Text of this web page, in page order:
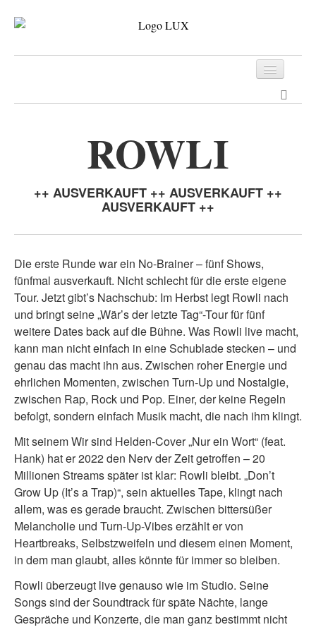
Kontakt
ROWLI
++ AUSVERKAUFT ++ AUSVERKAUFT ++
AUSVERKAUFT ++
Die erste Runde war ein No-Brainer – fünf Shows,
fünfmal ausverkauft. Nicht schlecht für die erste eigene
Tour. Jetzt gibt’s Nachschub: Im Herbst legt Rowli nach
und bringt seine „Wär’s der letzte Tag“-Tour für fünf
weitere Dates back auf die Bühne. Was Rowli live macht,
kann man nicht einfach in eine Schublade stecken – und
genau das macht ihn aus. Zwischen roher Energie und
ehrlichen Momenten, zwischen Turn-Up und Nostalgie,
zwischen Rap, Rock und Pop. Einer, der keine Regeln
befolgt, sondern einfach Musik macht, die nach ihm klingt.
Mit seinem Wir sind Helden-Cover „Nur ein Wort“ (feat.
Hank) hat er 2022 den Nerv der Zeit getroffen – 20
Millionen Streams später ist klar: Rowli bleibt. „Don’t
Grow Up (It’s a Trap)“, sein aktuelles Tape, klingt nach
allem, was es gerade braucht. Zwischen bittersüßer
Melancholie und Turn-Up-Vibes erzählt er von
Heartbreaks, Selbstzweifeln und diesem einen Moment,
in dem man glaubt, alles könnte für immer so bleiben.
Rowli überzeugt live genauso wie im Studio. Seine
Songs sind der Soundtrack für späte Nächte, lange
Gespräche und Konzerte, die man ganz bestimmt nicht